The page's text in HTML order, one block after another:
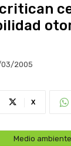
03/2005
X
Medio ambiente